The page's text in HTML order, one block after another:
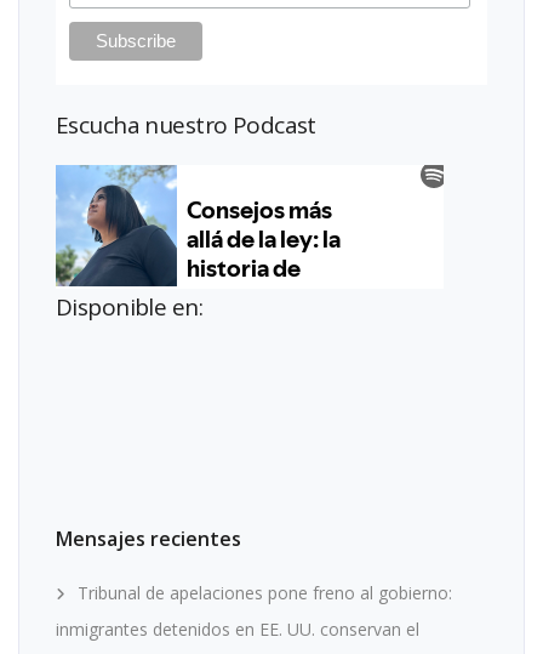
Escucha nuestro Podcast
Disponible en:
Mensajes recientes
Tribunal de apelaciones pone freno al gobierno:
inmigrantes detenidos en EE. UU. conservan el